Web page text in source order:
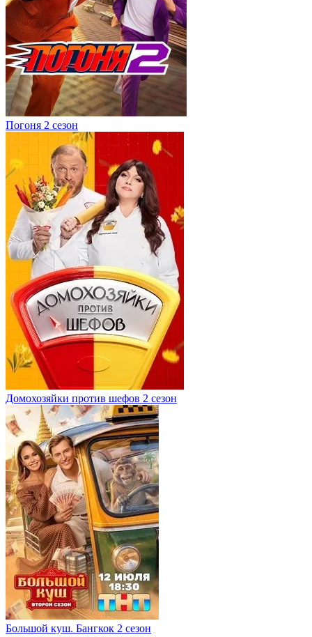
Погоня 2 сезон
Домохозяйки против шефов 2 сезон
Большой куш. Бангкок 2 сезон